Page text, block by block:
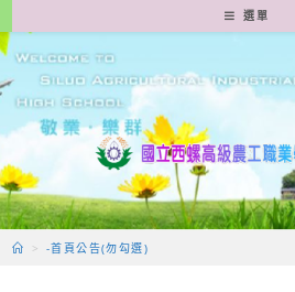
轉
至
要
容
選單
> -首頁公告(勿勾選)